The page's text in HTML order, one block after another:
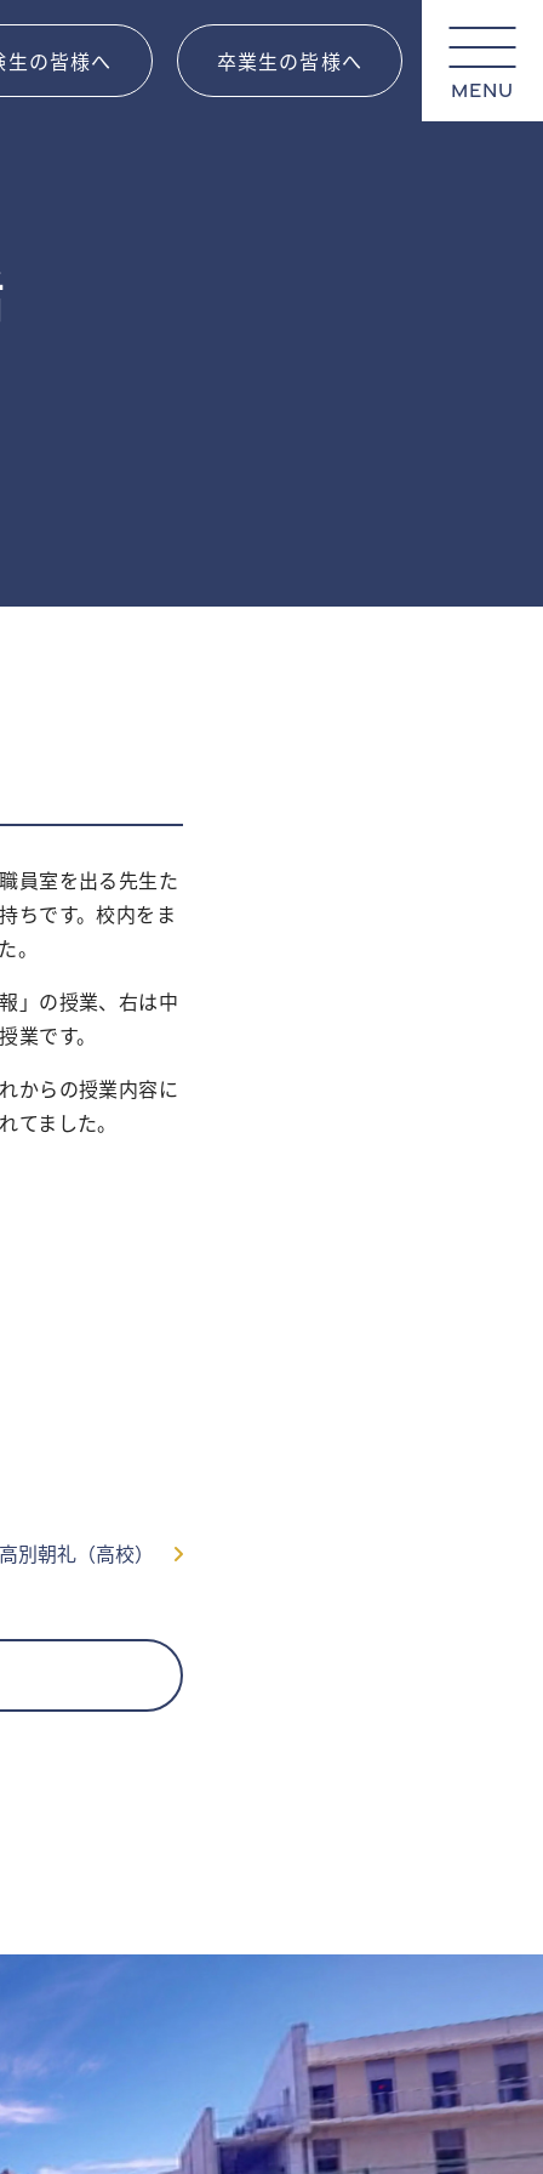
生の皆様へ 卒業生の皆様へ
MENU
員室を出る先生た
ちです。校内をま
。
」の授業、右は中
業です。
からの授業内容に
てました。
別朝礼（高校）